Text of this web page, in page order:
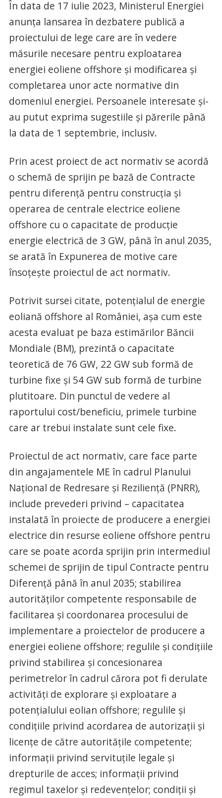
În data de 17 iulie 2023, Ministerul Energiei
anunţa lansarea în dezbatere publică a
proiectului de lege care are în vedere
măsurile necesare pentru exploatarea
energiei eoliene offshore şi modificarea şi
completarea unor acte normative din
domeniul energiei. Persoanele interesate şi-
au putut exprima sugestiile şi părerile până
la data de 1 septembrie, inclusiv.
Prin acest proiect de act normativ se acordă
o schemă de sprijin pe bază de Contracte
pentru diferenţă pentru construcţia şi
operarea de centrale electrice eoliene
offshore cu o capacitate de producţie
energie electrică de 3 GW, până în anul 2035,
se arată în Expunerea de motive care
însoţeşte proiectul de act normativ.
Potrivit sursei citate, potenţialul de energie
eoliană offshore al României, aşa cum este
acesta evaluat pe baza estimărilor Băncii
Mondiale (BM), prezintă o capacitate
teoretică de 76 GW, 22 GW sub formă de
turbine fixe şi 54 GW sub formă de turbine
plutitoare. Din punctul de vedere al
raportului cost/beneficiu, primele turbine
care ar trebui instalate sunt cele fixe.
Proiectul de act normativ, care face parte
din angajamentele ME în cadrul Planului
Naţional de Redresare şi Rezilienţă (PNRR),
include prevederi privind – capacitatea
instalată în proiecte de producere a energiei
electrice din resurse eoliene offshore pentru
care se poate acorda sprijin prin intermediul
schemei de sprijin de tipul Contracte pentru
Diferenţă până în anul 2035; stabilirea
autorităţilor competente responsabile de
facilitarea şi coordonarea procesului de
implementare a proiectelor de producere a
energiei eoliene offshore; regulile şi condiţiile
privind stabilirea şi concesionarea
perimetrelor în cadrul cărora pot fi derulate
activităţi de explorare şi exploatare a
potenţialului eolian offshore; regulile şi
condiţiile privind acordarea de autorizaţii şi
licenţe de către autorităţile competente;
informaţii privind servituţile legale şi
drepturile de acces; informaţii privind
regimul taxelor şi redevenţelor; condiţii şi